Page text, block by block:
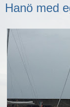
Hanö med